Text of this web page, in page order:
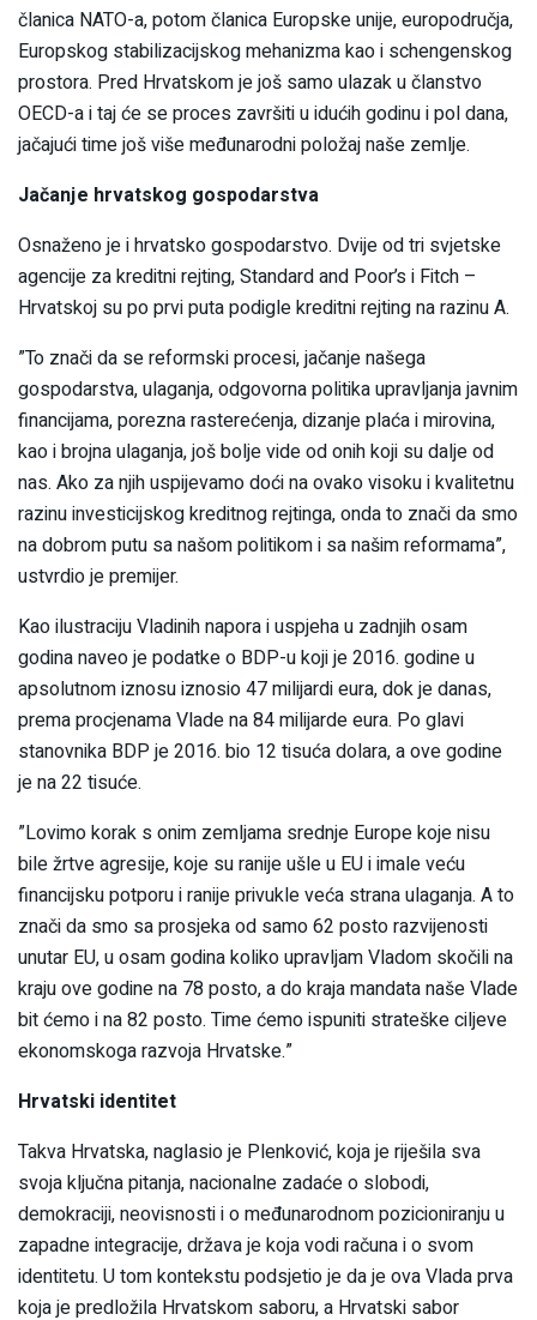
članica NATO-a, potom članica Europske unije, europodručja,
Europskog stabilizacijskog mehanizma kao i schengenskog
prostora. Pred Hrvatskom je još samo ulazak u članstvo
OECD-a i taj će se proces završiti u idućih godinu i pol dana,
jačajući time još više međunarodni položaj naše zemlje.
Jačanje hrvatskog gospodarstva
Osnaženo je i hrvatsko gospodarstvo. Dvije od tri svjetske
agencije za kreditni rejting, Standard and Poor’s i Fitch –
Hrvatskoj su po prvi puta podigle kreditni rejting na razinu A.
”To znači da se reformski procesi, jačanje našega
gospodarstva, ulaganja, odgovorna politika upravljanja javnim
financijama, porezna rasterećenja, dizanje plaća i mirovina,
kao i brojna ulaganja, još bolje vide od onih koji su dalje od
nas. Ako za njih uspijevamo doći na ovako visoku i kvalitetnu
razinu investicijskog kreditnog rejtinga, onda to znači da smo
na dobrom putu sa našom politikom i sa našim reformama”,
ustvrdio je premijer.
Kao ilustraciju Vladinih napora i uspjeha u zadnjih osam
godina naveo je podatke o BDP-u koji je 2016. godine u
apsolutnom iznosu iznosio 47 milijardi eura, dok je danas,
prema procjenama Vlade na 84 milijarde eura. Po glavi
stanovnika BDP je 2016. bio 12 tisuća dolara, a ove godine
je na 22 tisuće.
”Lovimo korak s onim zemljama srednje Europe koje nisu
bile žrtve agresije, koje su ranije ušle u EU i imale veću
financijsku potporu i ranije privukle veća strana ulaganja. A to
znači da smo sa prosjeka od samo 62 posto razvijenosti
unutar EU, u osam godina koliko upravljam Vladom skočili na
kraju ove godine na 78 posto, a do kraja mandata naše Vlade
bit ćemo i na 82 posto. Time ćemo ispuniti strateške ciljeve
ekonomskoga razvoja Hrvatske.”
Hrvatski identitet
Takva Hrvatska, naglasio je Plenković, koja je riješila sva
svoja ključna pitanja, nacionalne zadaće o slobodi,
demokraciji, neovisnosti i o međunarodnom pozicioniranju u
zapadne integracije, država je koja vodi računa i o svom
identitetu. U tom kontekstu podsjetio je da je ova Vlada prva
koja je predložila Hrvatskom saboru, a Hrvatski sabor